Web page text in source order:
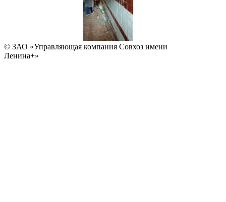
© ЗАО «Управляющая компания Совхоз имени
Ленина+»